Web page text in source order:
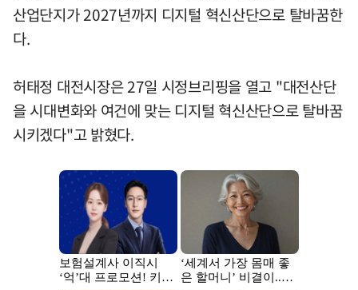
산업단지가 2027년까지 디지털 혁신산단으로 탈바꿈한
다.
허태정 대전시장은 27일 시정브리핑을 열고 "대전산단
을 시대변화와 여건에 맞는 디지털 혁신산단으로 탈바꿈
시키겠다"고 밝혔다.